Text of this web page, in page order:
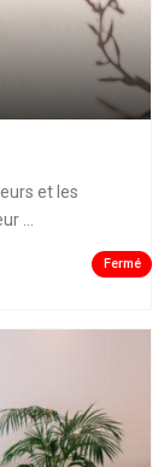
et les
...
Fermé